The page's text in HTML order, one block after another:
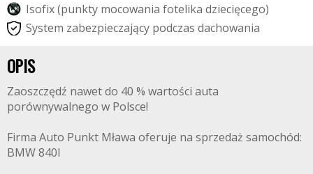
Isofix(punkty mocowania fotelika dziecięcego)
System zabezpieczający podczas dachowania
OPIS
Zaoszczędź nawet do 40 % wartości auta
porównywalnego w Polsce!
Firma Auto Punkt Mława oferuje na sprzedaż samochód:
BMW 840I